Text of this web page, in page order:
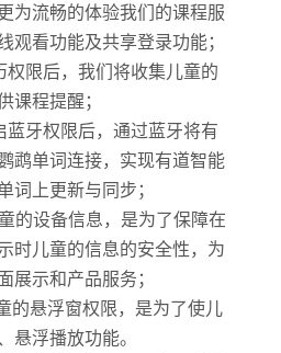
为流畅的体验我们的课程服
观看功能及共享登录功能；
权限后，我们将收集儿童的
课程提醒；
蓝牙权限后，通过蓝牙将有
鹉单词连接，实现有道智能
词上更新与同步；
的设备信息，是为了保障在
时儿童的信息的安全性，为
展示和产品服务；
的悬浮窗权限，是为了使儿
悬浮播放功能。